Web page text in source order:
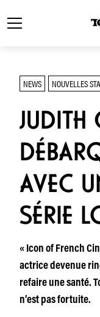
NEWS NOUVELLES
JUDITH
AVEC
SÉRIE
« Icon of French
actrice devenue
refaire une santé.
n’est pas fortuite.